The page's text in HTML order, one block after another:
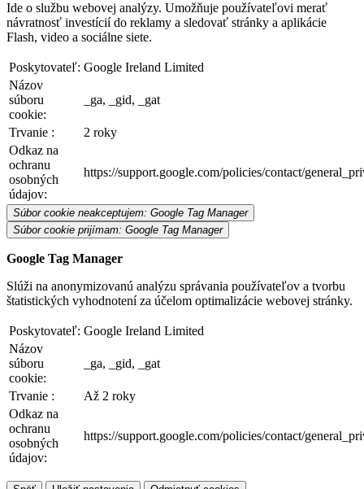
Ide o službu webovej analýzy. Umožňuje používateľovi merať
návratnosť investícií do reklamy a sledovať stránky a aplikácie
Flash, video a sociálne siete.
Poskytovateľ: Google Ireland Limited
Názov
súboru
cookie:
_ga, _gid, _gat
Trvanie :
2 roky
Odkaz na
ochranu
osobných
údajov:
https://support.google.com/policies/contact/
Súbor cookie neakceptujem: Google Tag Manager
Súbor cookie prijímam: Google Tag Manager
Google Tag Manager
Slúži na anonymizovanú analýzu správania používateľov a tvorbu
štatistických vyhodnotení za účelom optimalizácie webovej stránky.
Poskytovateľ: Google Ireland Limited
Názov
súboru
cookie:
_ga, _gid, _gat
Trvanie :
Až 2 roky
Odkaz na
ochranu
osobných
údajov:
https://support.google.com/policies/contact/